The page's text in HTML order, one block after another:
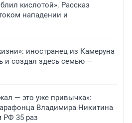
кислотой». Рассказ
нападении и
иностранец из Камеруна
и создал здесь семью —
— это уже привычка»:
Владимира Никитина
РФ 35 раз